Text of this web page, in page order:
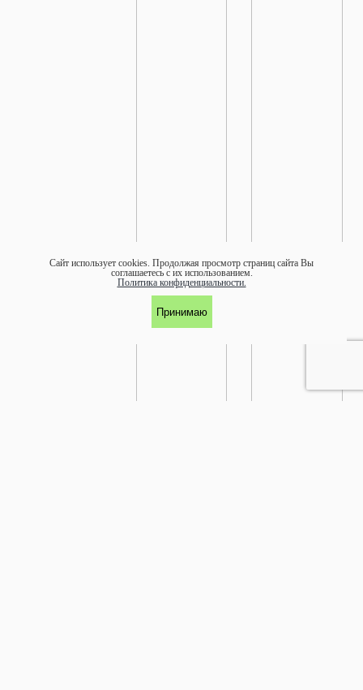
Сайт использует cookies. Продолжая просмотр страниц сайта Вы
соглашаетесь с их использованием.
Политика конфиденциальности.
Принимаю